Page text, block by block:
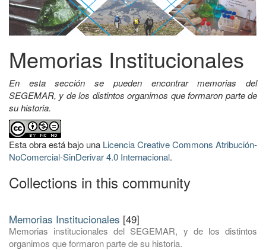
Memorias Institucionales
En esta sección se pueden encontrar memorias del
SEGEMAR, y de los distintos organimos que formaron parte de
su historia.
Esta obra está bajo una Licencia Creative Commons Atribución-
NoComercial-SinDerivar 4.0 Internacional.
Collections in this community
Memorias Institucionales [49]
Memorias institucionales del SEGEMAR, y de los distintos
organimos que formaron parte de su historia.